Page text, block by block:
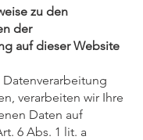
zu den
der
auf dieser Website
verarbeiten wir Ihre
Daten auf
6 Abs. 1 lit. a